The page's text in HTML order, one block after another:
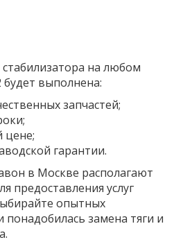
на любом
будет выполнена:
запчастей;
цене;
гарантии.
в Москве располагают
предоставления услуг
опытных
понадобилась замена тяги и